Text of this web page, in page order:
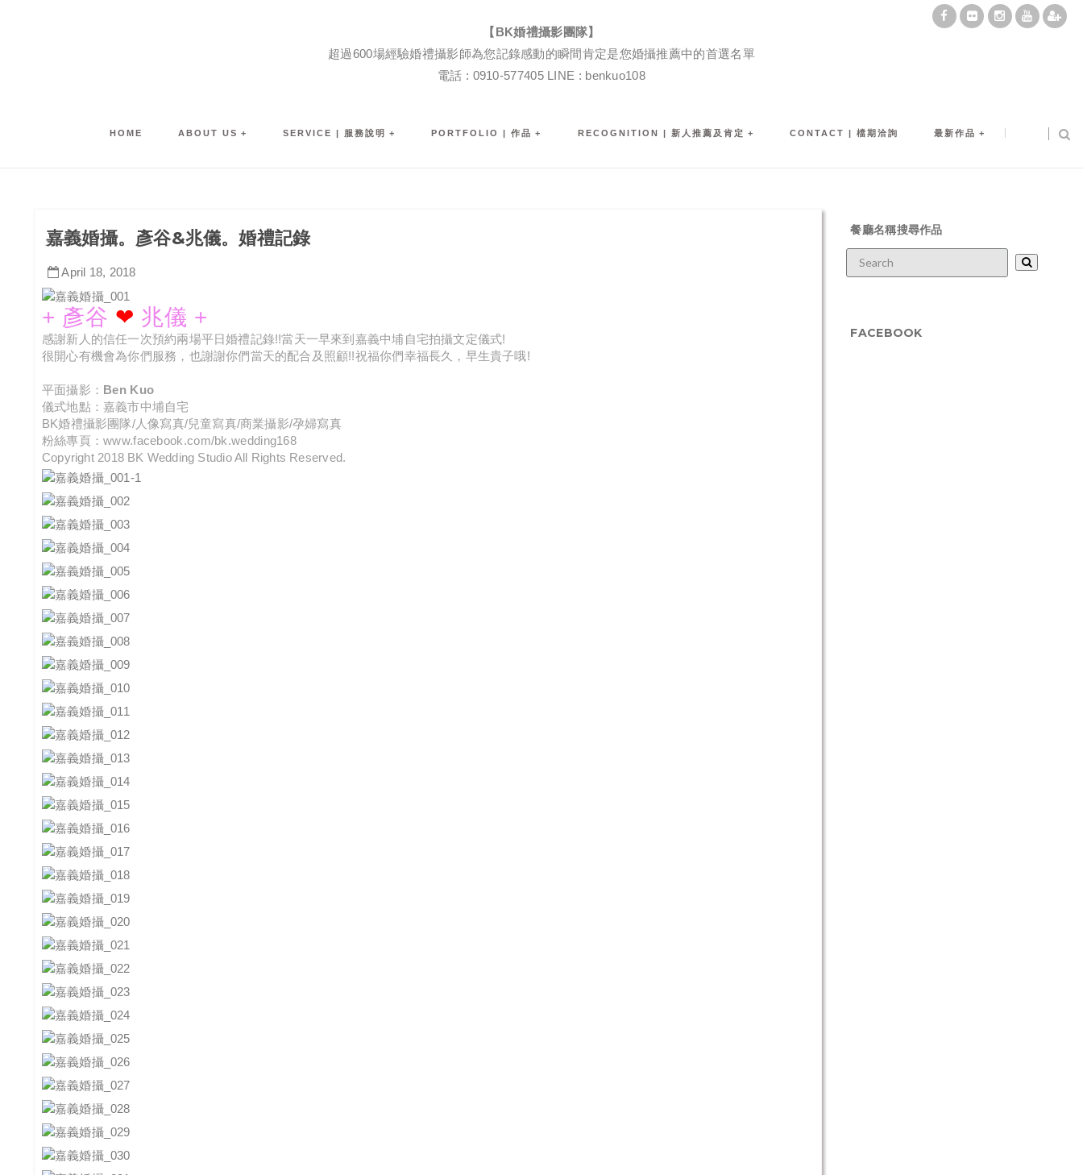
【BK婚禮攝影團隊】
超過600場經驗婚禮攝影師為您記錄感動的瞬間肯定是您婚攝推薦中的首選名單
電話 : 0910-577405 LINE : benkuo108
HOME ABOUT US SERVICE | 服務說明 PORTFOLIO | 作品 RECOGNITION | 新人推薦及肯定 CONTACT | 檔期洽詢 最新作品
嘉義婚攝。彥谷&兆儀。婚禮記錄
April 18, 2018
+ 彥谷 ❤ 兆儀 +
感謝新人的信任一次預約兩場平日婚禮記錄!!當天一早來到嘉義中埔自宅拍攝文定儀式!
很開心有機會為你們服務，也謝謝你們當天的配合及照顧!!祝福你們幸福長久，早生貴子哦!
平面攝影： Ben Kuo
儀式地點：嘉義市中埔自宅
BK婚禮攝影團隊/人像寫真/兒童寫真/商業攝影/孕婦寫真
粉絲專頁：www.facebook.com/bk.wedding168
Copyright 2018 BK Wedding Studio All Rights Reserved.
餐廳名稱搜尋作品
FACEBOOK